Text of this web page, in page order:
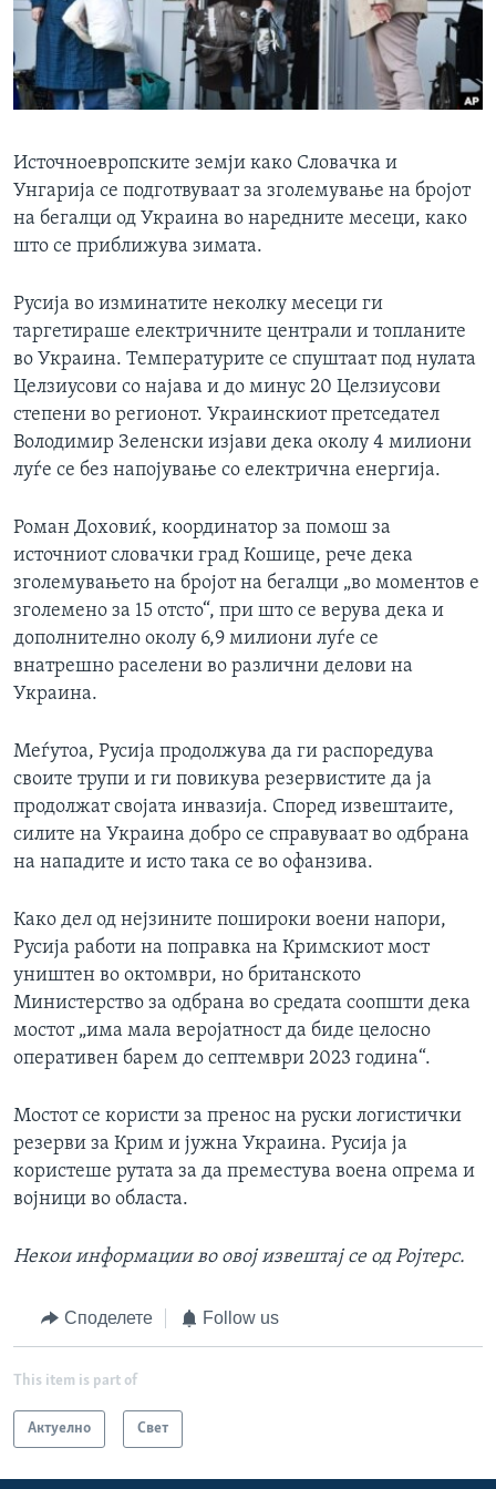
ИНТЕРВЈУА
Јазици
Источноевропските земји како Словачка и
Унгарија се подготвуваат за зголемување на бројот
на бегалци од Украина во наредните месеци, како
што се приближува зимата.
Русија во изминатите неколку месеци ги
таргетираше електричните централи и топланите
во Украина. Температурите се спуштаат под нулата
Целзиусови со најава и до минус 20 Целзиусови
степени во регионот. Украинскиот претседател
Володимир Зеленски изјави дека околу 4 милиони
луѓе се без напојување со електрична енергија.
Роман Доховиќ, координатор за помош за
источниот словачки град Кошице, рече дека
зголемувањето на бројот на бегалци „во моментов е
зголемено за 15 отсто“, при што се верува дека и
дополнително околу 6,9 милиони луѓе се
внатрешно раселени во различни делови на
Украина.
Меѓутоа, Русија продолжува да ги распоредува
своите трупи и ги повикува резервистите да ја
продолжат својата инвазија. Според извештаите,
силите на Украина добро се справуваат во одбрана
на нападите и исто така се во офанзива.
Како дел од нејзините пошироки воени напори,
Русија работи на поправка на Кримскиот мост
уништен во октомври, но британското
Министерство за одбрана во средата соопшти дека
мостот „има мала веројатност да биде целосно
оперативен барем до септември 2023 година“.
Мостот се користи за пренос на руски логистички
резерви за Крим и јужна Украина. Русија ја
користеше рутата за да преместува воена опрема и
војници во областа.
Некои информации во овој извештај сеод Ројтерс.
Споделете Follow us
This item is part of
Актуелно Свет